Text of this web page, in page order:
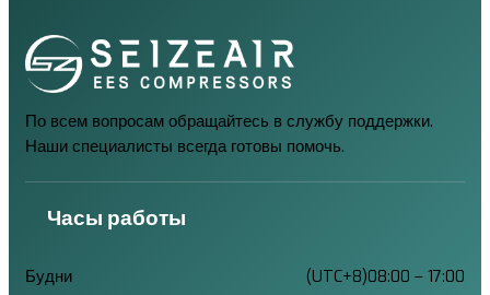
По всем вопросам обращайтесь в службу поддержки.
Наши специалисты всегда готовы помочь.
Часы работы
Будни (UTC+8)08:00 – 17:00